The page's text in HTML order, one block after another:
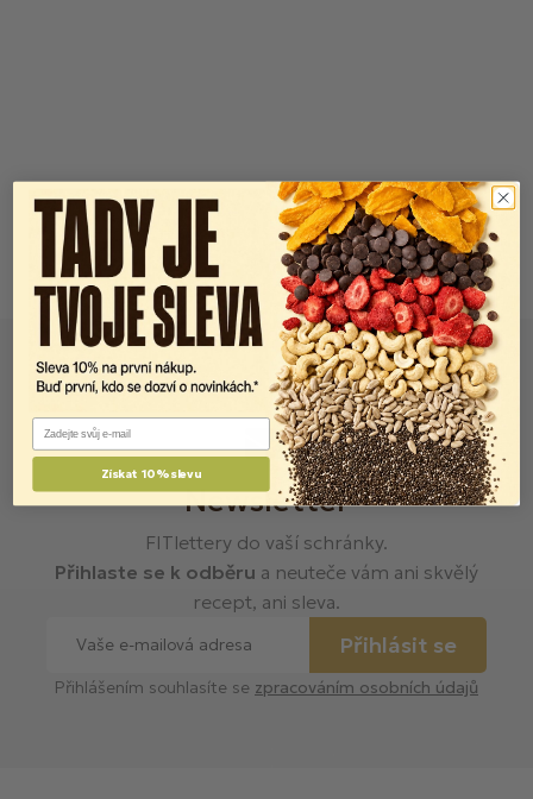
Newsletter
FITlettery do vaší schránky.
Přihlaste se k odběru a neuteče vám ani skvělý
recept, ani sleva.
Přihlásit se
Přihlášením souhlasíte se zpracováním osobních údajů
Email
Získat 10% slevu